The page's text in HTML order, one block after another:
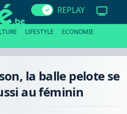
REPLAY
LIFESTYLE ECONOMIE
la balle pelote se
au féminin